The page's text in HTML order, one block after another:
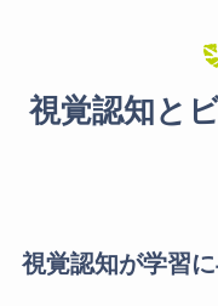
視覚認知と
視覚認知が学習